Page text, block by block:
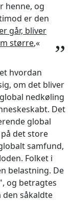
henne, og
er den
går, bliver
større,« ”
hvordan
om det bliver
nedkøling
Det
global
det store
samfund,
Folket i
belastning. De
og betragtes
den såkaldte